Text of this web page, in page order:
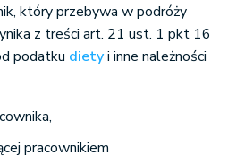
który przebywa w podróży
z treści art. 21 ust. 1 pkt 16
podatku dietyi inne należności
pracownikiem